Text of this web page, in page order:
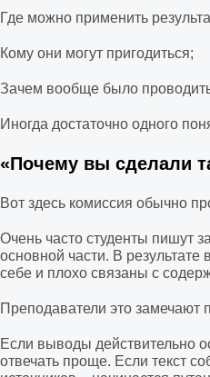
Где можно применить
Кому они могут пригодиться;
Зачем вообще было
Иногда достаточно одного
«Почему вы сделали
Вот здесь комиссия обычно
Очень часто студенты пишут
основной части. В
себе и плохо связаны с
Преподаватели это замечают
Если выводы действительно
отвечать проще. Если текст